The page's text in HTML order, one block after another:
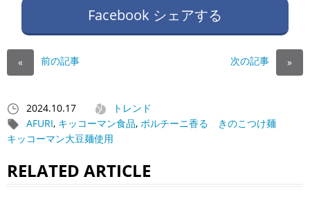
Facebook シェアする
« 前の記事 次の記事 »
2024.10.17
トレンド
AFURI, キッコーマン食品, ポルチーニ香る きのこつけ麺
キッコーマン大豆麺使用
RELATED ARTICLE